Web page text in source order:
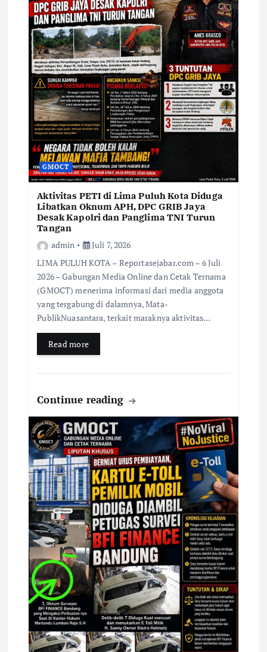
GMOCT
Aktivitas PETI di Lima Puluh Kota Diduga
Libatkan Oknum APH, DPC GRIB Jaya
Desak Kapolri dan Panglima TNI Turun
Tangan
admin
Juli 7, 2026
LIMA PULUH KOTA – Reportasejabar.com – 6 Juli
2026 – Gabungan Media Online dan Cetak Ternama
(GMOCT) menerima informasi dari media anggota
yang tergabung di dalamnya, Mata-
PublikNuasantara, terkait maraknya aktivitas…
Read more
Continue reading